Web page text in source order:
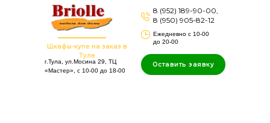
8 (952) 189-90-00,
Ежедневно с 10-00
до 20-00
Шкафы-купе на заказ в
Туле
8 (950) 905-82-12
г.Тула, ул.Мосина 29, ТЦ
«Мастер», c 10-00 до 18-00
Оставить заявку